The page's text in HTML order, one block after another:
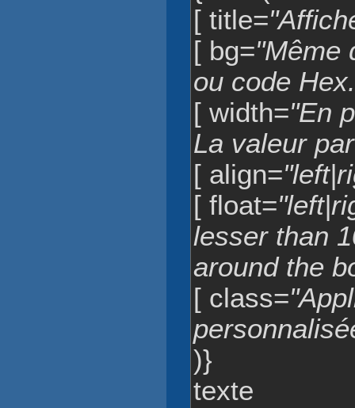
[ title=
[ bg="Même
ou code
[ width="En
La valeur
[ align=
[ float=
lesser than
around the
[ class=
)}
texte